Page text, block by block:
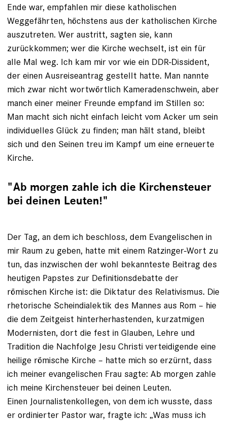
Ende war, empfahlen mir diese katholischen
Weggefährten, höchstens aus der katholischen ­Kirche
auszutreten. Wer austritt, sagten sie, kann
zurückkommen; wer die Kirche wechselt, ist ein für
alle Mal weg. Ich kam mir vor wie ein DDR-Dissident,
der einen Ausreiseantrag gestellt hatte. Man nannte
mich zwar nicht wortwörtlich Kameradenschwein, aber
manch einer meiner Freunde empfand im Stillen so:
Man macht sich nicht einfach leicht vom Acker um sein
individuelles Glück zu finden; man hält stand, bleibt
sich und den Seinen treu im Kampf um eine erneuerte
Kirche.
"Ab morgen zahle ich die Kirchensteuer
bei deinen Leuten!"
Der Tag, an dem ich beschloss, dem Evangelischen in
mir Raum zu geben, hatte mit einem Ratzinger-Wort zu
tun, das inzwischen der wohl bekannteste Beitrag des
heutigen Papstes zur Definitionsdebatte der
römischen Kirche ist: die Diktatur des Relativismus. Die
rhetorische Scheindialektik des Mannes aus Rom – hie
die dem Zeitgeist hinterherhastenden, kurzatmigen
Modernisten, dort die fest in Glauben, Lehre und
Tradition die Nachfolge Jesu Christi verteidigende eine
hei­lige römische Kirche – hatte mich so erzürnt, dass
ich meiner evangelischen Frau sagte: Ab morgen zahle
ich meine Kirchensteuer bei deinen Leuten.
Einen Journalistenkollegen, von dem ich wusste, dass
er ­ordinierter Pastor war, fragte ich: „Was muss ich